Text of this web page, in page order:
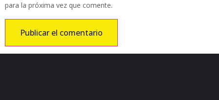
para la próxima vez que comente.